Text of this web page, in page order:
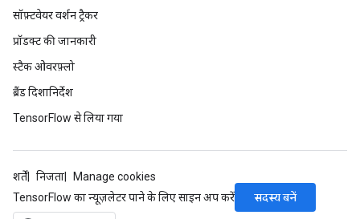
सॉफ़्टवेयर वर्शन ट्रैकर
प्रॉडक्ट की जानकारी
स्टैक ओवरफ़्लो
ब्रैंड दिशानिर्देश
TensorFlow से लिया गया
शर्तें निजता
Manage cookies
TensorFlow का न्यूज़लेटर पाने के लिए साइन अप करें
सदस्य बनें